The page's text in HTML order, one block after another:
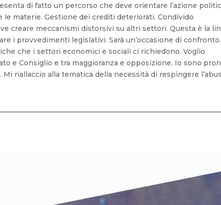
di fatto un percorso che deve orientare l’azione
materie. Gestione dei crediti deteriorati. Condivido
creare meccanismi distorsivi su altri settori. Questa è la
i provvedimenti legislativi. Sarà un’occasione di confronto.
che i settori economici e sociali ci richiedono. Voglio
e Consiglio e tra maggioranza e opposizione. Io sono
riallaccio alla tematica della necessità di respingere